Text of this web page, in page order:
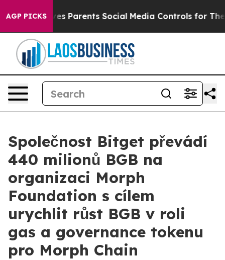
AGP PICKS
Parents Social Media Controls for Their Kids.
Společnost Bitget převádí
440 milionů BGB na
organizaci Morph
Foundation s cílem
urychlit růst BGB v roli
gas a governance tokenu
pro Morph Chain